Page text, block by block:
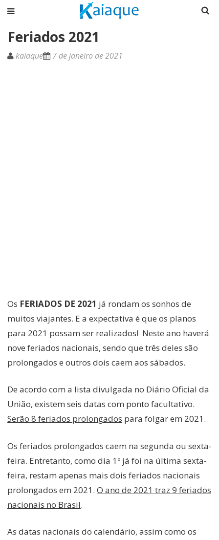
Feriados 2021
kaiaque 7 de janeiro de 2021
Os FERIADOS DE 2021 já rondam os sonhos de
muitos viajantes. E a expectativa é que os planos
para 2021 possam ser realizados! Neste ano haverá
nove feriados nacionais, sendo que três deles são
prolongados e outros dois caem aos sábados.
De acordo com a lista divulgada no Diário Oficial da
União, existem seis datas com ponto facultativo.
Serão 8 feriados prolongados para folgar em 2021.
Os feriados prolongados caem na segunda ou sexta-
feira. Entretanto, como dia 1º já foi na última sexta-
feira, restam apenas mais dois feriados nacionais
prolongados em 2021. O ano de 2021 traz 9 feriados
nacionais no Brasil.
As datas nacionais do calendário, assim como os